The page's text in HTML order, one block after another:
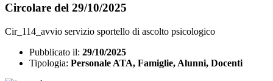
Circolare del 29/10/2025
Cir_114_avvio servizio sportello di ascolto psicologico
Pubblicato il: 29/10/2025
Tipologia: Personale ATA, Famiglie, Alunni, Docenti